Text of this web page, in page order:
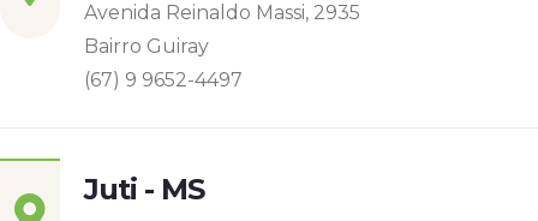
Avenida Reinaldo Massi, 2935
Bairro Guiray
(67) 9 9652-4497
Juti - MS